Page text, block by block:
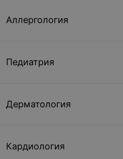
Аллергология
Педиатрия
Дерматология
Кардиология